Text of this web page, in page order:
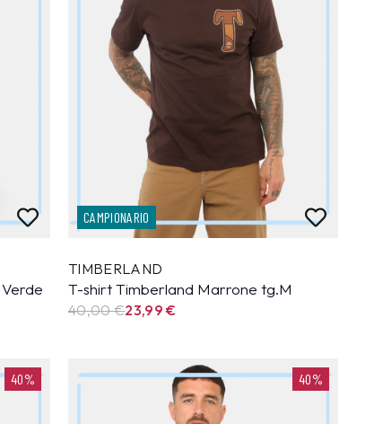
CAMPIONARIO
TIMBERLAND
T-shirt Timberland Marrone tg.M
40,00 €23,99€
40% 40%